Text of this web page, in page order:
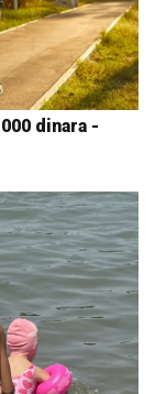
dinara -